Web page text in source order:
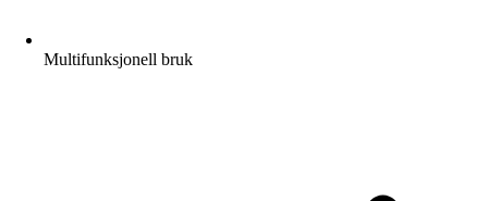
Multifunksjonell bruk